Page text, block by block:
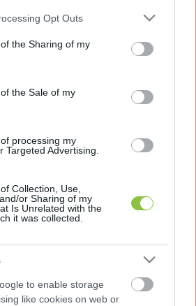
app uses one or more Google
or usage behaviour. You may click to
to Google and its third-party tags to
specified purposes in below Google
Opt Outs
the Sharing of my
the Sale of my
processing my
Targeted Advertising.
Collection, Use,
or Sharing of my
Is Unrelated with the
it was collected.
to enable storage
like cookies on web or
Orbán szerint Kijev nem
ezt nem így
a lap – ezért küldik a
offenzíva előtt.
csekély a drámai áttörés
és területeket kíván
a NATO főtitkára
már bizonyították
azt is, milyen sokat
szövetség őket pártolja.